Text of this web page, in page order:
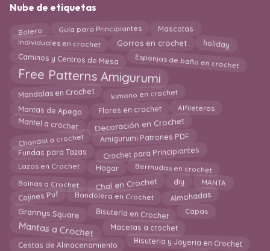
Nube de etiquetas
Bolero Guía para Principiantes Mascotas
Individuales en crochet Gorros en crochet holiday
Caminos y Centros de Mesa Esponjas de baño en crochet
Free Patterns Amigurumi
Mandalas en Crochet kimono en crochet
Mantas de Apego Flores en crochet Alfileteros
Mantel a crochet Decoración en Crochet
Chandal a crochet Amigurumi Patrones PDF
Fundas para Tazas Crochet para Principiantes
Lazos en Crochet Hogar Bermudas en crochet
Boinas a Crochet Chal en Crochet diy MANTA
Cojines Puf Bandolera en Crochet Almohadas
Grannys Square Bisutería en Crochet Capas
Mantas a Crochet Macetas a crochet
Cestas de Almacenamiento Bisuteria y Joyeria en Crochet